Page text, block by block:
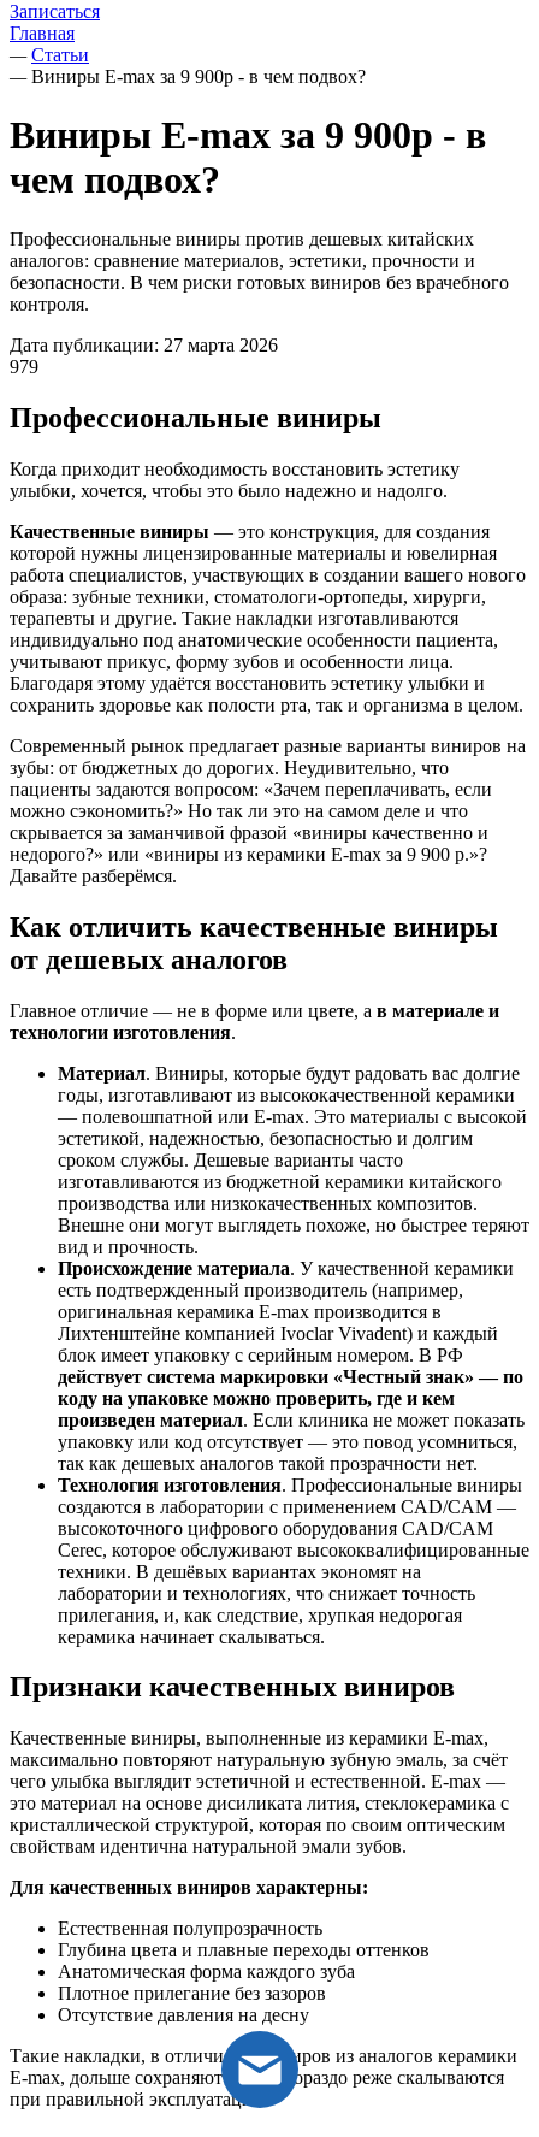
Записаться
Главная
— Статьи
— Виниры E-max за 9 900р - в чем подвох?
Виниры E-max за 9 900р - в
чем подвох?
Профессиональные виниры против дешевых китайских
аналогов: сравнение материалов, эстетики, прочности и
безопасности. В чем риски готовых виниров без врачебного
контроля.
Дата публикации: 27 марта 2026
979
Профессиональные виниры
Когда приходит необходимость восстановить эстетику
улыбки, хочется, чтобы это было надежно и надолго.
Качественные виниры — это конструкция, для создания
которой нужны лицензированные материалы и ювелирная
работа специалистов, участвующих в создании вашего нового
образа: зубные техники, стоматологи-ортопеды, хирурги,
терапевты и другие. Такие накладки изготавливаются
индивидуально под анатомические особенности пациента,
учитывают прикус, форму зубов и особенности лица.
Благодаря этому удаётся восстановить эстетику улыбки и
сохранить здоровье как полости рта, так и организма в целом.
Современный рынок предлагает разные варианты виниров на
зубы: от бюджетных до дорогих. Неудивительно, что
пациенты задаются вопросом: «Зачем переплачивать, если
можно сэкономить?» Но так ли это на самом деле и что
скрывается за заманчивой фразой «виниры качественно и
недорого?» или «виниры из керамики E-max за 9 900 р.»?
Давайте разберёмся.
Как отличить качественные виниры
от дешевых аналогов
Главное отличие — не в форме или цвете, а в материале и
технологии изготовления.
Материал. Виниры, которые будут радовать вас долгие
годы, изготавливают из высококачественной керамики
— полевошпатной или E-max. Это материалы с высокой
эстетикой, надежностью, безопасностью и долгим
сроком службы. Дешевые варианты часто
изготавливаются из бюджетной керамики китайского
производства или низкокачественных композитов.
Внешне они могут выглядеть похоже, но быстрее теряют
вид и прочность.
Происхождение материала. У качественной керамики
есть подтвержденный производитель (например,
оригинальная керамика E-max производится в
Лихтенштейне компанией Ivoclar Vivadent) и каждый
блок имеет упаковку с серийным номером. В РФ
действует система маркировки «Честный знак» — по
коду на упаковке можно проверить, где и кем
произведен материал. Если клиника не может показать
упаковку или код отсутствует — это повод усомниться,
так как дешевых аналогов такой прозрачности нет.
Технология изготовления. Профессиональные виниры
создаются в лаборатории с применением CAD/CAM —
высокоточного цифрового оборудования CAD/CAM
Cerec, которое обслуживают высококвалифицированные
техники. В дешёвых вариантах экономят на
лаборатории и технологиях, что снижает точность
прилегания, и, как следствие, хрупкая недорогая
керамика начинает скалываться.
Признаки качественных виниров
Качественные виниры, выполненные из керамики E-max,
максимально повторяют натуральную зубную эмаль, за счёт
чего улыбка выглядит эстетичной и естественной. E-max —
это материал на основе дисиликата лития, стеклокерамика с
кристаллической структурой, которая по своим оптическим
свойствам идентична натуральной эмали зубов.
Для качественных виниров характерны:
Естественная полупрозрачность
Глубина цвета и плавные переходы оттенков
Анатомическая форма каждого зуба
Плотное прилегание без зазоров
Отсутствие давления на десну
Такие накладки, в отличие от виниров из аналогов керамики
E-max, дольше сохраняют цвет и гораздо реже скалываются
при правильной эксплуатации.